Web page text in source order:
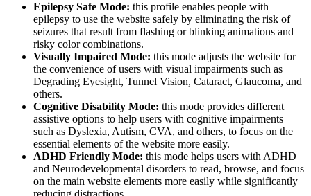
Epilepsy Safe Mode: this profile enables people with
epilepsy to use the website safely by eliminating the risk of
seizures that result from flashing or blinking animations and
risky color combinations.
Visually Impaired Mode: this mode adjusts the website for
the convenience of users with visual impairments such as
Degrading Eyesight, Tunnel Vision, Cataract, Glaucoma, and
others.
Cognitive Disability Mode: this mode provides different
assistive options to help users with cognitive impairments
such as Dyslexia, Autism, CVA, and others, to focus on the
essential elements of the website more easily.
ADHD Friendly Mode: this mode helps users with ADHD
and Neurodevelopmental disorders to read, browse, and focus
on the main website elements more easily while significantly